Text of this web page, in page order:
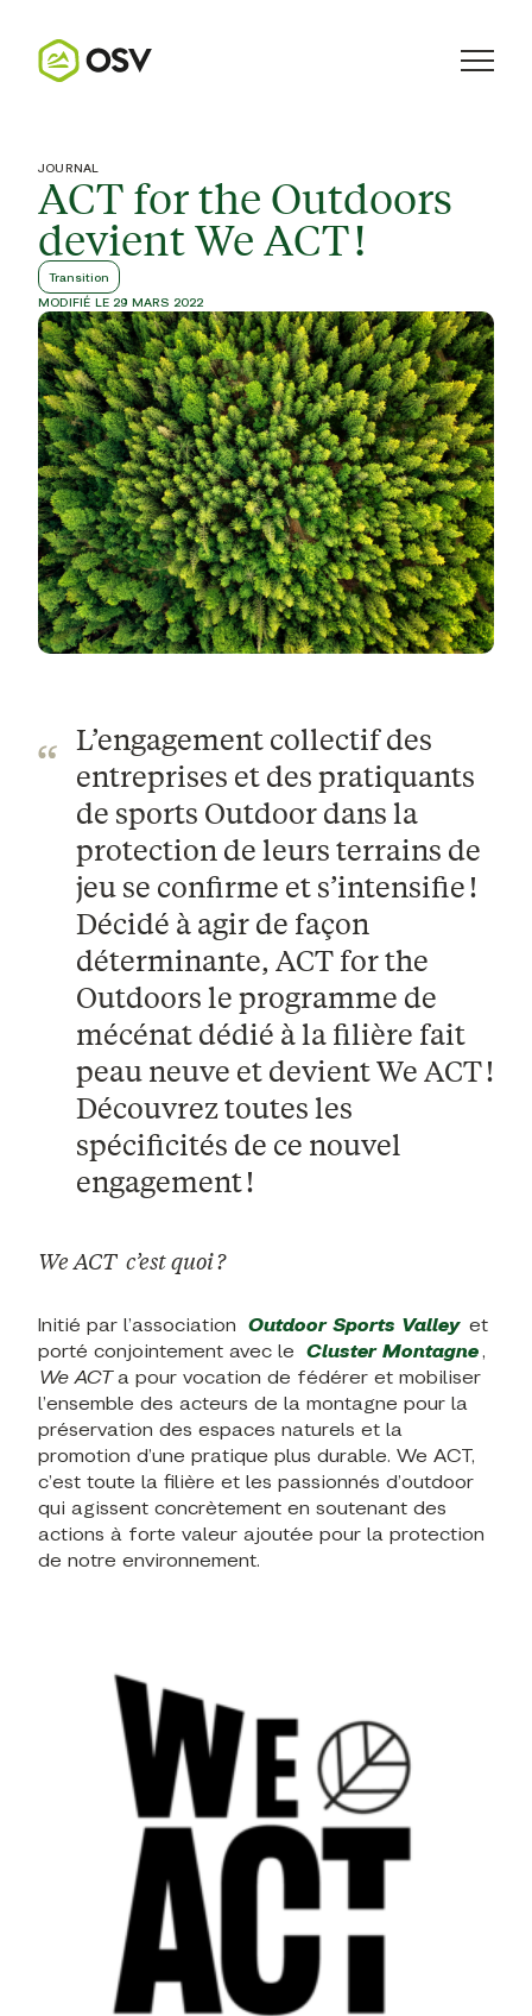
JOURNAL
ACT for the Outdoors
devient We ACT !
Transition
MODIFIÉ LE 29 MARS 2022
L’engagement collectif des
entreprises et des pratiquants
de sports Outdoor dans la
protection de leurs terrains de
jeu se confirme et s’intensifie !
Décidé à agir de façon
déterminante, ACT for the
Outdoors le programme de
mécénat dédié à la filière fait
peau neuve et devientWe ACT!
Découvrez toutes les
spécificités de ce nouvel
engagement !
We ACT c’est quoi ?
Initié par l’association Outdoor Sports Valley et
porté conjointement avec le Cluster Montagne ,
We ACTa pour vocation de fédérer et mobiliser
l’ensemble des acteurs de la montagne pour la
préservation des espaces naturels et la
promotion d’une pratique plus durable. We ACT,
c’est toute la filière et les passionnés d’outdoor
qui agissent concrètement en soutenant des
actions à forte valeur ajoutée pour la protection
de notre environnement.